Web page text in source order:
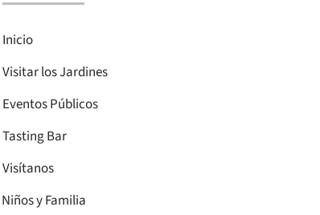
Inicio
Visitar los Jardines
Eventos Públicos
Tasting Bar
Visítanos
Niños y Familia